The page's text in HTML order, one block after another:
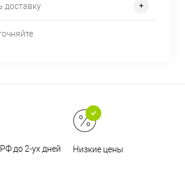
доставку
до 2-ух дней Низкие цены